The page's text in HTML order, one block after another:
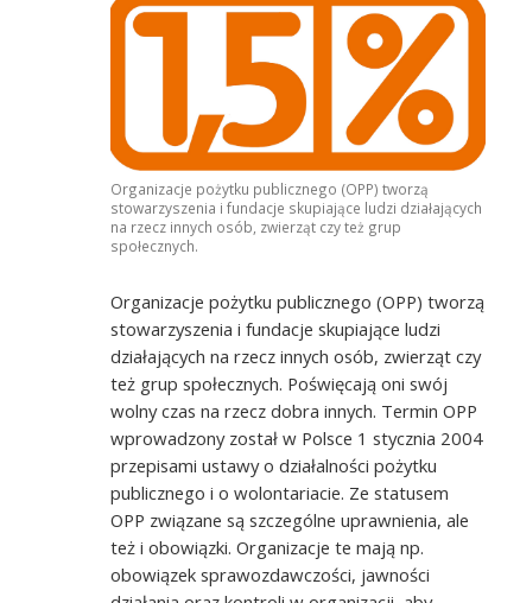
Organizacje pożytku publicznego (OPP) tworzą
stowarzyszenia i fundacje skupiające ludzi działających
na rzecz innych osób, zwierząt czy też grup
społecznych.
Organizacje pożytku publicznego (OPP) tworzą
stowarzyszenia i fundacje skupiające ludzi
działających na rzecz innych osób, zwierząt czy
też grup społecznych. Poświęcają oni swój
wolny czas na rzecz dobra innych. Termin OPP
wprowadzony został w Polsce 1 stycznia 2004
przepisami ustawy o działalności pożytku
publicznego i o wolontariacie. Ze statusem
OPP związane są szczególne uprawnienia, ale
też i obowiązki. Organizacje te mają np.
obowiązek sprawozdawczości, jawności